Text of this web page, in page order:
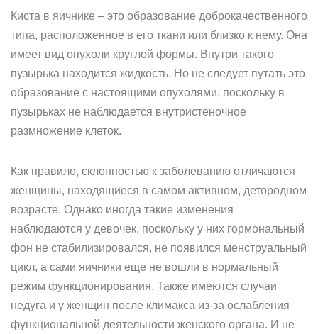
Киста в яичнике – это образование доброкачественного
типа, расположенное в его ткани или близко к нему. Она
имеет вид опухоли круглой формы. Внутри такого
пузырька находится жидкость. Но не следует путать это
образование с настоящими опухолями, поскольку в
пузырьках не наблюдается внутристеночное
размножение клеток.
Как правило, склонностью к заболеванию отличаются
женщины, находящиеся в самом активном, детородном
возрасте. Однако иногда такие изменения
наблюдаются у девочек, поскольку у них гормональный
фон не стабилизировался, не появился менструальный
цикл, а сами яичники еще не вошли в нормальный
режим функционирования. Также имеются случаи
недуга и у женщин после климакса из-за ослабления
функциональной деятельности женского органа. И не